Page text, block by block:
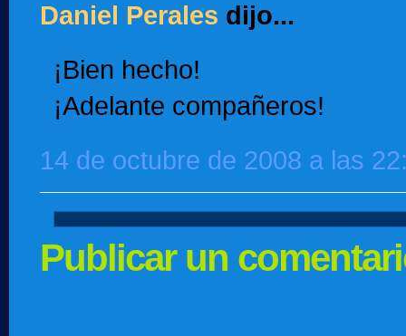
Daniel Perales dijo...
¡Bien hecho!
¡Adelante compañeros!
14 de octubre de 2008 a las
Publicar un